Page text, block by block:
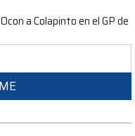
a Colapinto en el GP de